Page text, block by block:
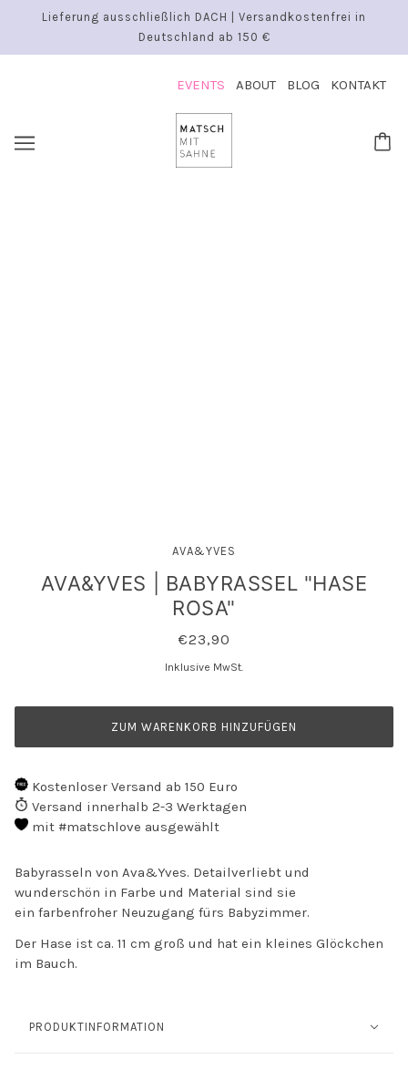
Lieferung ausschließlich DACH | Versandkostenfrei in
Deutschland ab 150 €
EVENTS ABOUT BLOG KONTAKT
AVA&YVES
AVA&YVES | BABYRASSEL "HASE
ROSA"
€23,90
Inklusive MwSt.
ZUM WARENKORB HINZUFÜGEN
Kostenloser Versand ab 150 Euro
Versand innerhalb 2-3 Werktagen
mit #matschlove ausgewählt
Babyrasseln von Ava&Yves. Detailverliebt und
wunderschön in Farbe und Material sind sie
ein farbenfroher Neuzugang fürs Babyzimmer.
Der Hase ist ca. 11 cm groß und hat ein kleines Glöckchen
im Bauch.
PRODUKTINFORMATION